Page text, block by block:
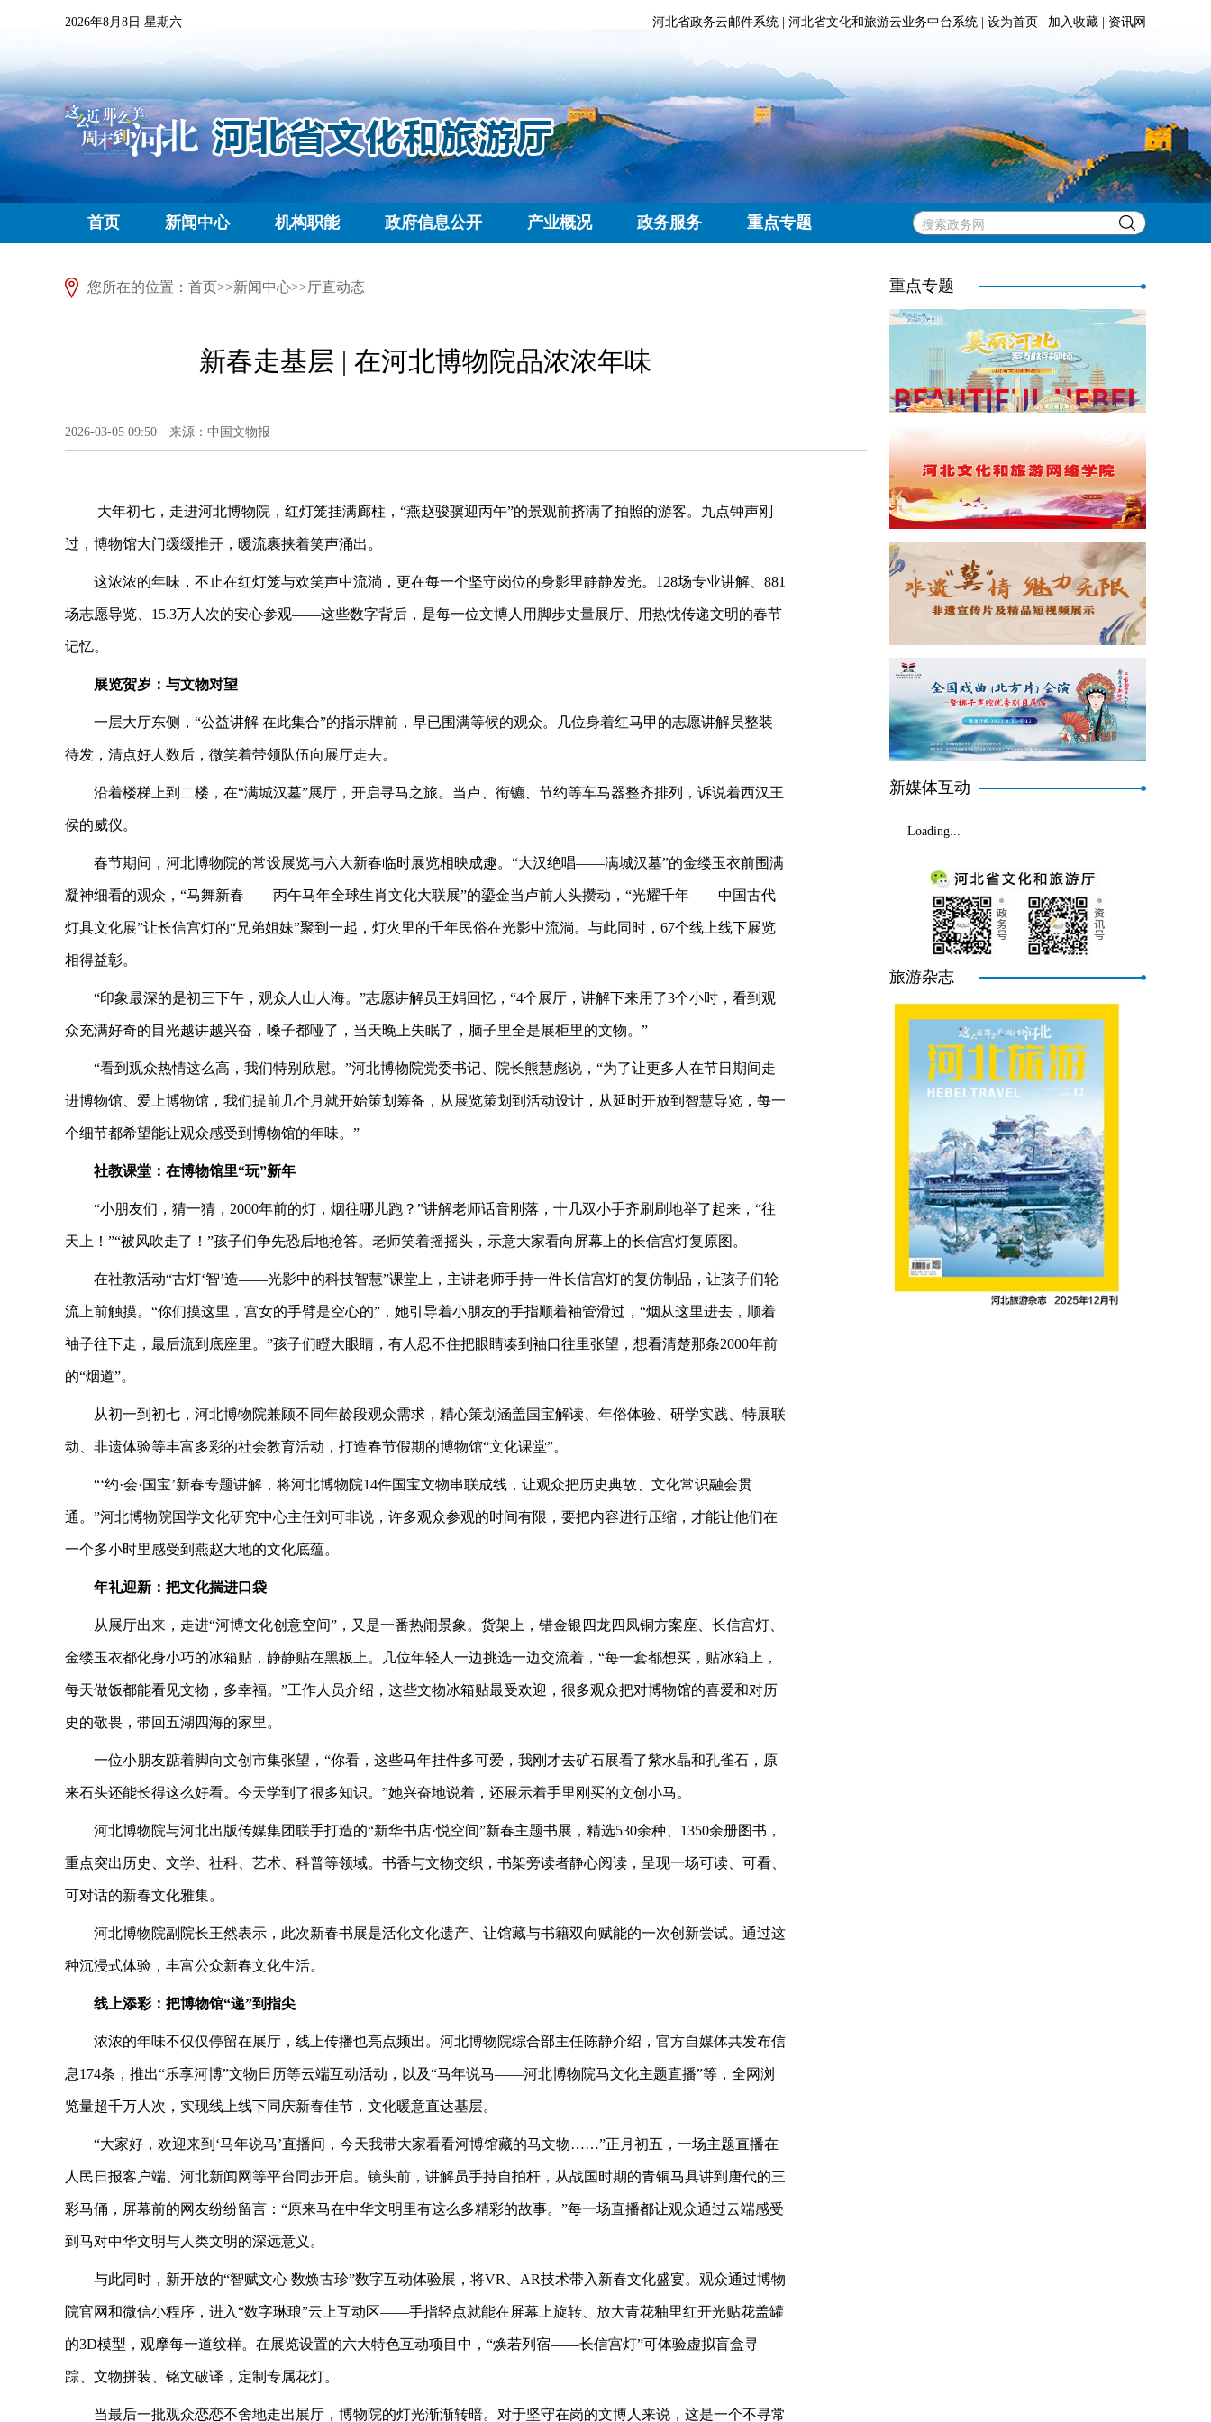
2026年8月8日 星期六 河北省政务云邮件系统 河北省文化和旅游云业务中台系统 设为首页 加入收藏 资讯网
首页 新闻中心 机构职能 政府信息公开 产业概况 政务服务 重点专题
您所在的位置： 首页>>新闻中心>>厅直动态
新春走基层 | 在河北博物院品浓浓年味
2026-03-05 09:50 来源：中国文物报
大年初七，走进河北博物院，红灯笼挂满廊柱，“燕赵骏骥迎丙午”的景观前挤满了拍照的游客。九点钟声刚
过，博物馆大门缓缓推开，暖流裹挟着笑声涌出。
这浓浓的年味，不止在红灯笼与欢笑声中流淌，更在每一个坚守岗位的身影里静静发光。128场专业讲解、881
场志愿导览、15.3万人次的安心参观——这些数字背后，是每一位文博人用脚步丈量展厅、用热忱传递文明的春节
记忆。
展览贺岁：与文物对望
一层大厅东侧，“公益讲解 在此集合”的指示牌前，早已围满等候的观众。几位身着红马甲的志愿讲解员整装
待发，清点好人数后，微笑着带领队伍向展厅走去。
沿着楼梯上到二楼，在“满城汉墓”展厅，开启寻马之旅。当卢、衔镳、节约等车马器整齐排列，诉说着西汉王
侯的威仪。
春节期间，河北博物院的常设展览与六大新春临时展览相映成趣。“大汉绝唱——满城汉墓”的金缕玉衣前围满
凝神细看的观众，“马舞新春——丙午马年全球生肖文化大联展”的鎏金当卢前人头攒动，“光耀千年——中国古代
灯具文化展”让长信宫灯的“兄弟姐妹”聚到一起，灯火里的千年民俗在光影中流淌。与此同时，67个线上线下展览
相得益彰。
“印象最深的是初三下午，观众人山人海。”志愿讲解员王娟回忆，“4个展厅，讲解下来用了3个小时，看到观
众充满好奇的目光越讲越兴奋，嗓子都哑了，当天晚上失眠了，脑子里全是展柜里的文物。”
“看到观众热情这么高，我们特别欣慰。”河北博物院党委书记、院长熊慧彪说，“为了让更多人在节日期间走
进博物馆、爱上博物馆，我们提前几个月就开始策划筹备，从展览策划到活动设计，从延时开放到智慧导览，每一
个细节都希望能让观众感受到博物馆的年味。”
社教课堂：在博物馆里“玩”新年
“小朋友们，猜一猜，2000年前的灯，烟往哪儿跑？”讲解老师话音刚落，十几双小手齐刷刷地举了起来，“往
天上！”“被风吹走了！”孩子们争先恐后地抢答。老师笑着摇摇头，示意大家看向屏幕上的长信宫灯复原图。
在社教活动“古灯‘智’造——光影中的科技智慧”课堂上，主讲老师手持一件长信宫灯的复仿制品，让孩子们轮
流上前触摸。“你们摸这里，宫女的手臂是空心的”，她引导着小朋友的手指顺着袖管滑过，“烟从这里进去，顺着
袖子往下走，最后流到底座里。”孩子们瞪大眼睛，有人忍不住把眼睛凑到袖口往里张望，想看清楚那条2000年前
的“烟道”。
从初一到初七，河北博物院兼顾不同年龄段观众需求，精心策划涵盖国宝解读、年俗体验、研学实践、特展联
动、非遗体验等丰富多彩的社会教育活动，打造春节假期的博物馆“文化课堂”。
“‘约·会·国宝’新春专题讲解，将河北博物院14件国宝文物串联成线，让观众把历史典故、文化常识融会贯
通。”河北博物院国学文化研究中心主任刘可非说，许多观众参观的时间有限，要把内容进行压缩，才能让他们在
一个多小时里感受到燕赵大地的文化底蕴。
年礼迎新：把文化揣进口袋
从展厅出来，走进“河博文化创意空间”，又是一番热闹景象。货架上，错金银四龙四凤铜方案座、长信宫灯、
金缕玉衣都化身小巧的冰箱贴，静静贴在黑板上。几位年轻人一边挑选一边交流着，“每一套都想买，贴冰箱上，
每天做饭都能看见文物，多幸福。”工作人员介绍，这些文物冰箱贴最受欢迎，很多观众把对博物馆的喜爱和对历
史的敬畏，带回五湖四海的家里。
一位小朋友踮着脚向文创市集张望，“你看，这些马年挂件多可爱，我刚才去矿石展看了紫水晶和孔雀石，原
来石头还能长得这么好看。今天学到了很多知识。”她兴奋地说着，还展示着手里刚买的文创小马。
河北博物院与河北出版传媒集团联手打造的“新华书店·悦空间”新春主题书展，精选530余种、1350余册图书，
重点突出历史、文学、社科、艺术、科普等领域。书香与文物交织，书架旁读者静心阅读，呈现一场可读、可看、
可对话的新春文化雅集。
河北博物院副院长王然表示，此次新春书展是活化文化遗产、让馆藏与书籍双向赋能的一次创新尝试。通过这
种沉浸式体验，丰富公众新春文化生活。
线上添彩：把博物馆“递”到指尖
浓浓的年味不仅仅停留在展厅，线上传播也亮点频出。河北博物院综合部主任陈静介绍，官方自媒体共发布信
息174条，推出“乐享河博”文物日历等云端互动活动，以及“马年说马——河北博物院马文化主题直播”等，全网浏
览量超千万人次，实现线上线下同庆新春佳节，文化暖意直达基层。
“大家好，欢迎来到‘马年说马’直播间，今天我带大家看看河博馆藏的马文物……”正月初五，一场主题直播在
人民日报客户端、河北新闻网等平台同步开启。镜头前，讲解员手持自拍杆，从战国时期的青铜马具讲到唐代的三
彩马俑，屏幕前的网友纷纷留言：“原来马在中华文明里有这么多精彩的故事。”每一场直播都让观众通过云端感受
到马对中华文明与人类文明的深远意义。
与此同时，新开放的“智赋文心 数焕古珍”数字互动体验展，将VR、AR技术带入新春文化盛宴。观众通过博物
院官网和微信小程序，进入“数字琳琅”云上互动区——手指轻点就能在屏幕上旋转、放大青花釉里红开光贴花盖罐
的3D模型，观摩每一道纹样。在展览设置的六大特色互动项目中，“焕若列宿——长信宫灯”可体验虚拟盲盒寻
踪、文物拼装、铭文破译，定制专属花灯。
当最后一批观众恋恋不舍地走出展厅，博物院的灯光渐渐转暗。对于坚守在岗的文博人来说，这是一个不寻常
重点专题
新媒体互动
Loading...
旅游杂志